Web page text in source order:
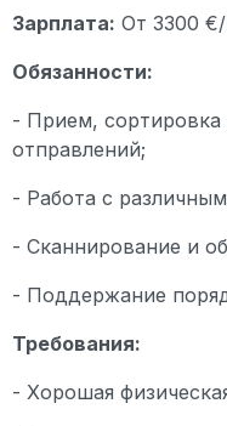
Зарплата: От 3300
Обязанности:
- Прием, сортировка
отправлений;
- Работа с
- Сканнирование и
- Поддержание
Требования:
- Хорошая